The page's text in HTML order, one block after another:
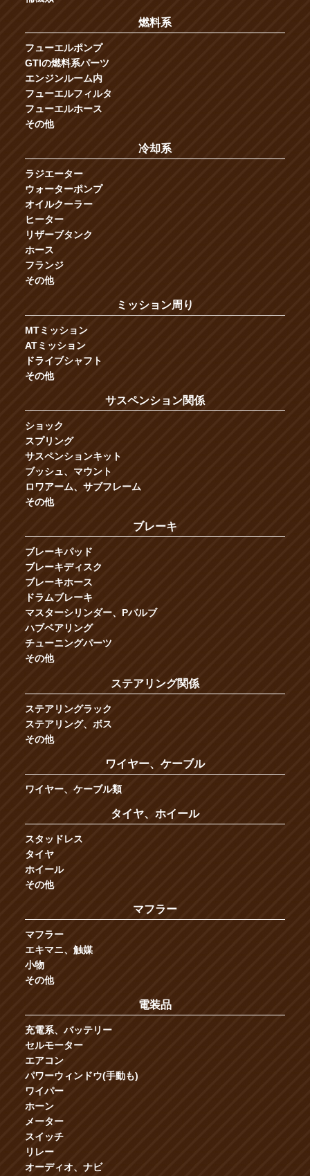
燃料系
フューエルポンプ
GTIの燃料系パーツ
エンジンルーム内
フューエルフィルタ
フューエルホース
その他
冷却系
ラジエーター
ウォーターポンプ
オイルクーラー
ヒーター
リザーブタンク
ホース
フランジ
その他
ミッション周り
MTミッション
ATミッション
ドライブシャフト
その他
サスペンション関係
ショック
スプリング
サスペンションキット
ブッシュ、マウント
ロワアーム、サブフレーム
その他
ブレーキ
ブレーキパッド
ブレーキディスク
ブレーキホース
ドラムブレーキ
マスターシリンダー、Pバルブ
ハブベアリング
チューニングパーツ
その他
ステアリング関係
ステアリングラック
ステアリング、ボス
その他
ワイヤー、ケーブル
ワイヤー、ケーブル類
タイヤ、ホイール
スタッドレス
タイヤ
ホイール
その他
マフラー
マフラー
エキマニ、触媒
小物
その他
電装品
充電系、バッテリー
セルモーター
エアコン
パワーウィンドウ(手動も)
ワイパー
ホーン
メーター
スイッチ
リレー
オーディオ、ナビ